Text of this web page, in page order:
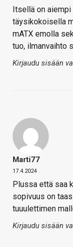
Itsellä on
täysikokoisella
mATX emolla
tuo, ilmanvaihto
Kirjaudu sisään
Marti77
17.4.2024
Plussa että saa
sopivuus on
tuuulettimen
Kirjaudu sisään